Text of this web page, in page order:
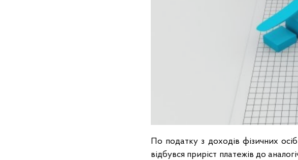
По податку з доходів фізичних
відбувся приріст платежів до